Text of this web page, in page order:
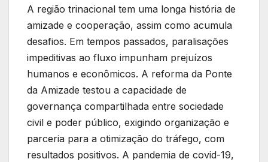
A região trinacional tem uma longa história de
amizade e cooperação, assim como acumula
desafios. Em tempos passados, paralisações
impeditivas ao fluxo impunham prejuízos
humanos e econômicos. A reforma da Ponte
da Amizade testou a capacidade de
governança compartilhada entre sociedade
civil e poder público, exigindo organização e
parceria para a otimização do tráfego, com
resultados positivos. A pandemia de covid-19,